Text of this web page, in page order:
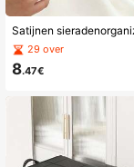
29 over
8.47€